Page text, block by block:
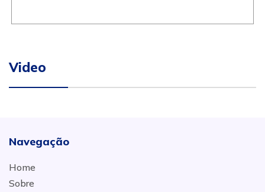
Video
Navegação
Home
Sobre